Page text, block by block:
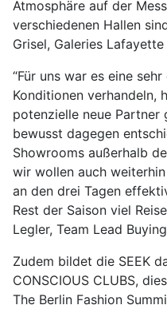
Atmosphäre auf der
verschiedenen Hallen
Grisel, Galeries Lafayette
“Für uns war es eine
Konditionen verhandeln,
potenzielle neue Partner
bewusst dagegen
Showrooms außerhalb
wir wollen auch
an den drei Tagen
Rest der Saison viel
Legler, Team Lead
Zudem bildet die SEEK
CONSCIOUS CLUBS,
The Berlin Fashion